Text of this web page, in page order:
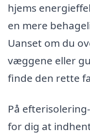
hjems
en mere
Uanset om du
væggene eller
finde den rette
På
for dig at